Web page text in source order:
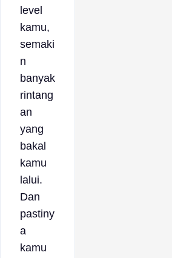
level
kamu,
semaki
n
banyak
rintang
an
yang
bakal
kamu
lalui.
Dan
pastiny
a
kamu